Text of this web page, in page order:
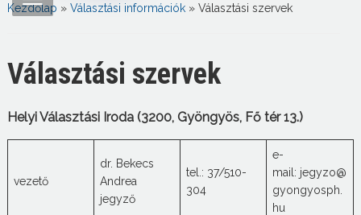
Kezdőlap » Választási információk» Választási szervek
Választási szervek
Helyi Választási Iroda (3200, Gyöngyös, Fő tér 13.)
vezető
dr. Bekecs
Andrea
jegyző
tel.: 37/510-
304
e-
mail: jegyzo@
gyongyosph.
hu